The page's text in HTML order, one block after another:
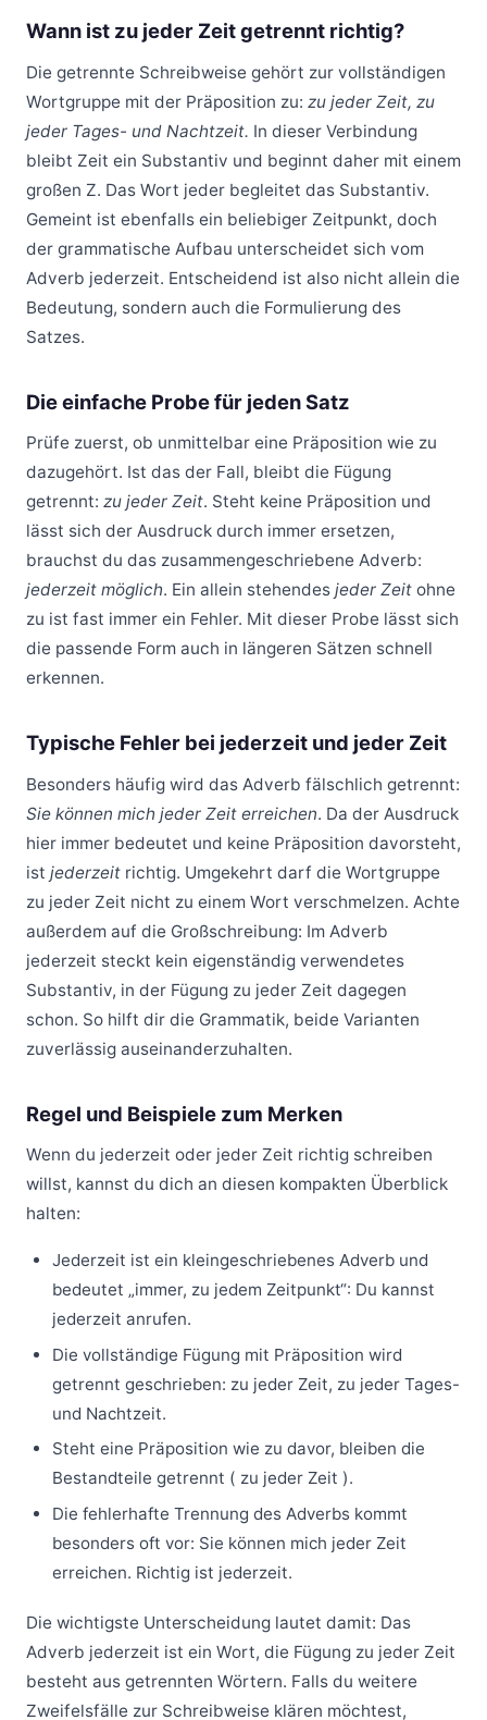
Wann ist zu jeder Zeit getrennt richtig?
Die getrennte Schreibweise gehört zur vollständigen
Wortgruppe mit der Präposition zu: zu jeder Zeit, zu
jeder Tages- und Nachtzeit. In dieser Verbindung
bleibt Zeit ein Substantiv und beginnt daher mit einem
großen Z. Das Wort jeder begleitet das Substantiv.
Gemeint ist ebenfalls ein beliebiger Zeitpunkt, doch
der grammatische Aufbau unterscheidet sich vom
Adverb jederzeit. Entscheidend ist also nicht allein die
Bedeutung, sondern auch die Formulierung des
Satzes.
Die einfache Probe für jeden Satz
Prüfe zuerst, ob unmittelbar eine Präposition wie zu
dazugehört. Ist das der Fall, bleibt die Fügung
getrennt: zu jeder Zeit. Steht keine Präposition und
lässt sich der Ausdruck durch immer ersetzen,
brauchst du das zusammengeschriebene Adverb:
jederzeit möglich. Ein allein stehendes jeder Zeit ohne
zu ist fast immer ein Fehler. Mit dieser Probe lässt sich
die passende Form auch in längeren Sätzen schnell
erkennen.
Typische Fehler bei jederzeit und jeder Zeit
Besonders häufig wird das Adverb fälschlich getrennt:
Sie können mich jeder Zeit erreichen. Da der Ausdruck
hier immer bedeutet und keine Präposition davorsteht,
ist jederzeit richtig. Umgekehrt darf die Wortgruppe
zu jeder Zeit nicht zu einem Wort verschmelzen. Achte
außerdem auf die Großschreibung: Im Adverb
jederzeit steckt kein eigenständig verwendetes
Substantiv, in der Fügung zu jeder Zeit dagegen
schon. So hilft dir die Grammatik, beide Varianten
zuverlässig auseinanderzuhalten.
Regel und Beispiele zum Merken
Wenn du jederzeit oder jeder Zeit richtig schreiben
willst, kannst du dich an diesen kompakten Überblick
halten:
Jederzeit ist ein kleingeschriebenes Adverb und
bedeutet „immer, zu jedem Zeitpunkt“: Du kannst
jederzeit anrufen.
Die vollständige Fügung mit Präposition wird
getrennt geschrieben: zu jeder Zeit, zu jeder Tages-
und Nachtzeit.
Steht eine Präposition wie zu davor, bleiben die
Bestandteile getrennt ( zu jeder Zeit ).
Die fehlerhafte Trennung des Adverbs kommt
besonders oft vor: Sie können mich jeder Zeit
erreichen. Richtig ist jederzeit.
Die wichtigste Unterscheidung lautet damit: Das
Adverb jederzeit ist ein Wort, die Fügung zu jeder Zeit
besteht aus getrennten Wörtern. Falls du weitere
Zweifelsfälle zur Schreibweise klären möchtest,